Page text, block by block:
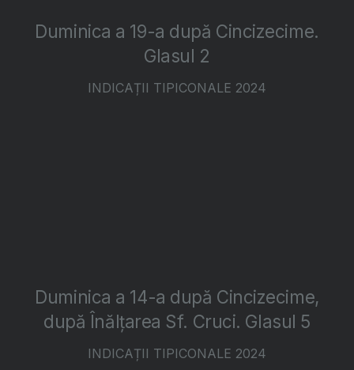
Duminica a 19-a după Cincizecime.
Glasul 2
INDICAȚII TIPICONALE 2024
Duminica a 14-a după Cincizecime,
după Înălțarea Sf. Cruci. Glasul 5
INDICAȚII TIPICONALE 2024